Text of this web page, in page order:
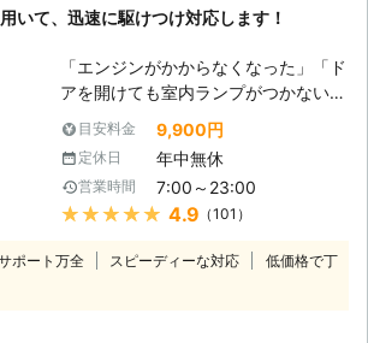
の方法を用いてお客様のお悩みを解決
テリーの問題を解決するのか？】 弊
社はジャンプスタートを使ってお客様
のカーバッテリーへ電力を注入しま
す。ジャンプスタートとは、弊社の自
動車を使ってお客様のバッテリーと接
続することです。 もし、それで解決
できなかった場合、バッテリーが寿命
の可能性があります。そんなときは、
車のバッテリーを交換いたしますので
いて、迅速に駆けつけ対応します！
「エンジンがかからなくなった」「ド
アを開けても室内ランプがつかない」
バッテリーが上がってしまうと車にこ
のような症状があらわれます。 バッ
テリーが上がる＝バッテリーに蓄電さ
れている電気がないので車を動かすこ
とができなくなります。 普段は動い
困りますし、慣れていない方はパニッ
目安料金 9,900円
定休日 年中無休
営業時間 7:00～23:00
★★★★★ 4.9 （101）
ポート万全 スピーディーな対応
低価格で丁